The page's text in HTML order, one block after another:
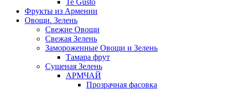
Te Gusto
Фрукты из Армении
Овощи. Зелень
Свежие Овощи
Свежая Зелень
Замороженные Овощи и Зелень
Тамара фрут
Сушеная Зелень
АРМЧАЙ
Прозрачная фасовка